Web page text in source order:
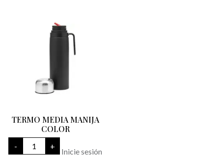
TERMO MEDIA MANIJA
COLOR
-
TERMO
MEDIA
+
Inicie sesión